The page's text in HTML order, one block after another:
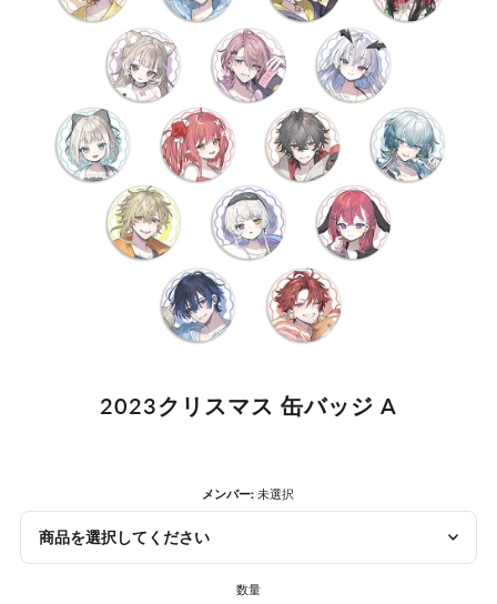
2023クリスマス 缶バッジ A
メンバー: 未選択
商品を選択してください
数量